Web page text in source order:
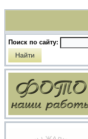
Поиск по сайту: